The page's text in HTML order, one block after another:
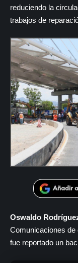
reduciendo la
trabajos de
Oswaldo
Comunicaciones de
fue reportado un